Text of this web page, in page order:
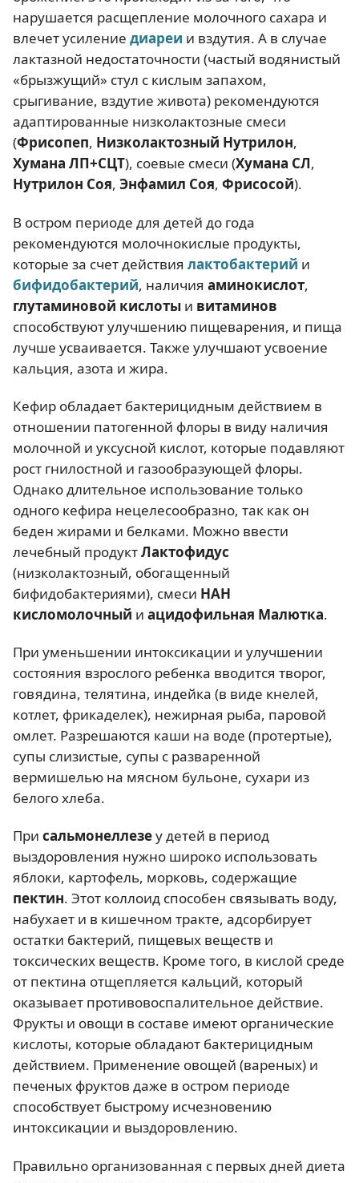
нарушается расщепление молочного сахара и
влечет усиление диареи и вздутия. А в случае
лактазной недостаточности (частый водянистый
«брызжущий» стул с кислым запахом,
срыгивание, вздутие живота) рекомендуются
адаптированные низколактозные смеси
(Фрисопеп, Низколактозный Нутрилон,
Хумана ЛП+СЦТ), соевые смеси (Хумана СЛ,
Нутрилон Соя, Энфамил Соя, Фрисосой).
В остром периоде для детей до года
рекомендуются молочнокислые продукты,
которые за счет действия лактобактерий и
бифидобактерий, наличия аминокислот,
глутаминовой кислоты и витаминов
способствуют улучшению пищеварения, и пища
лучше усваивается. Также улучшают усвоение
кальция, азота и жира.
Кефир обладает бактерицидным действием в
отношении патогенной флоры в виду наличия
молочной и уксусной кислот, которые подавляют
рост гнилостной и газообразующей флоры.
Однако длительное использование только
одного кефира нецелесообразно, так как он
беден жирами и белками. Можно ввести
лечебный продуктЛактофидус
(низколактозный, обогащенный
бифидобактериями), смеси НАН
кисломолочный и ацидофильная Малютка.
При уменьшении интоксикации и улучшении
состояния взрослого ребенка вводится творог,
говядина, телятина, индейка (в виде кнелей,
котлет, фрикаделек), нежирная рыба, паровой
омлет. Разрешаются каши на воде (протертые),
супы слизистые, супы с разваренной
вермишелью на мясном бульоне, сухари из
белого хлеба.
При сальмонеллезеу детей в период
выздоровления нужно широко использовать
яблоки, картофель, морковь, содержащие
пектин. Этот коллоид способен связывать воду,
набухает и в кишечном тракте, адсорбирует
остатки бактерий, пищевых веществ и
токсических веществ. Кроме того, в кислой среде
от пектина отщепляется кальций, который
оказывает противовоспалительное действие.
Фрукты и овощи в составе имеют органические
кислоты, которые обладают бактерицидным
действием. Применение овощей (вареных) и
печеных фруктов даже в остром периоде
способствует быстрому исчезновению
интоксикации и выздоровлению.
Правильно организованная с первых дней диета